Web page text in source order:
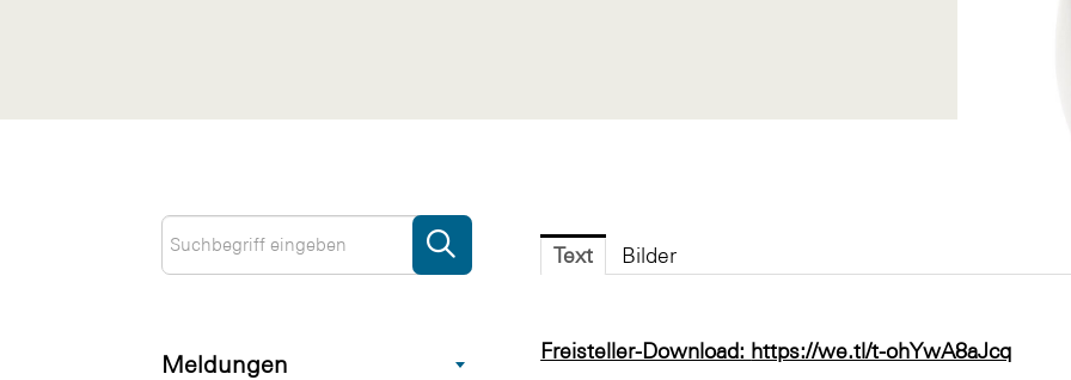
Meldungen
Text Bilder
Freisteller-Download: https://we.tl/t-ohYwA8aJcq